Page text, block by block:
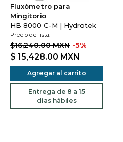
Fluxómetro para
Mingitorio
HB 8000 C-M | Hydrotek
Precio de lista:
$16,240.00 MXN -5%
$ 15,428.00 MXN
Agregar al carrito
Entrega de 8 a 15
días hábiles